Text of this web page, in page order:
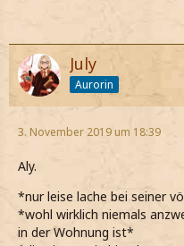
July
Aurorin
3. November 2019 um 18:39
Aly.
*nur leise lache bei seiner
*wohl wirklich niemals
in der Wohnung ist*